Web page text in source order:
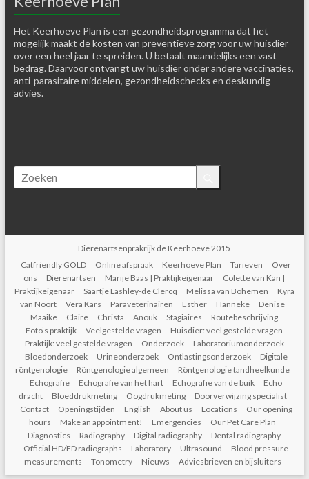
Het Keerhoeve Plan is een gezondheidsprogramma dat het
mogelijk maakt de kosten van preventieve zorg voor uw huisdier
over een heel jaar te spreiden. U betaalt maandelijks een vast
bedrag. Daarvoor ontvangt uw huisdier onder andere vaccinaties,
anti-parasitaire middelen, gezondheidschecks en deskundig
advies.
Dierenartsenprakrijk de Keerhoeve 2015
Catfriendly GOLD
Online afspraak Keerhoeve Plan Tarieven
Over
ons
Dierenartsen Marije Baas | Praktijkeigenaar
Colette van Kan |
Praktijkeigenaar
Saartje Lashley-de Clercq Melissa van Bohemen
Kyra
van Noort
Vera Kars Paraveterinairen Esther Hanneke
Denise
Maaike
Claire Christa Anouk Stagiaires
Routebeschrijving
Foto’s praktijk
Veelgestelde vragen
Huisdier: veel gestelde vragen
Praktijk: veel gestelde vragen
Onderzoek
Laboratoriumonderzoek
Bloedonderzoek
Urineonderzoek Ontlastingsonderzoek
Digitale
röntgenologie
Röntgenologie algemeen
Röntgenologie tandheelkunde
Echografie
Echografie van het hart Echografie van de buik
Echo
dracht
Bloeddrukmeting Oogdrukmeting
Doorverwijzing specialist
Contact
Openingstijden English About us Locations
Our opening
hours
Make an appointment! Emergencies
Our Pet Care Plan
Diagnostics
Radiography Digital radiography
Dental radiography
Official HD/ED radiographs
Laboratory Ultrasound
Blood pressure
measurements
Tonometry Nieuws Adviesbrieven en bijsluiters